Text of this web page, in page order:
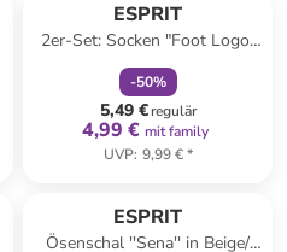
ESPRIT
2er-Set: Socken "Foot Logo"
in Blau
-50%
5,49 €regulär
4,99 € mit family
UVP: 9,99 €*
ESPRIT
Ösenschal ''Sena'' in Beige/